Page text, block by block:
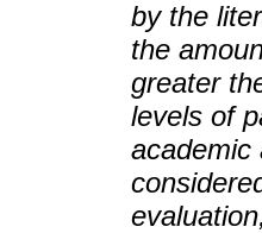
by the
the
greater
levels of
academic